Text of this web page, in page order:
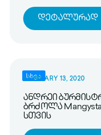
Დეტალურად
სხვა
FEBRUARY 13, 2020
ანდრეი
ბრძოლა
სთვის